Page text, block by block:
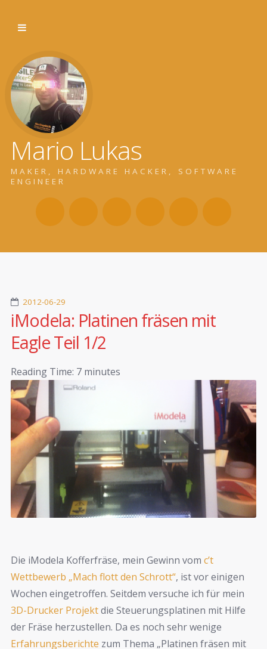
Mario Lukas
MAKER, HARDWARE HACKER, SOFTWARE
ENGINEER
2012-06-29
iModela: Platinen fräsen mit
Eagle Teil 1/2
Reading Time: 7 minutes
Die iModela Kofferfräse, mein Gewinn vom c’t
Wettbewerb „Mach flott den Schrott“, ist vor einigen
Wochen eingetroffen. Seitdem versuche ich für mein
3D-Drucker Projektdie Steuerungsplatinen mit Hilfe
der Fräse herzustellen. Da es noch sehr wenige
Erfahrungsberichte zum Thema „Platinen fräsen mit